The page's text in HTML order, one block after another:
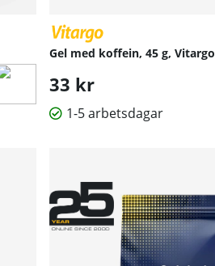
Gel med koffein, 45 g, Vitargo
33 kr
1-5 arbetsdagar